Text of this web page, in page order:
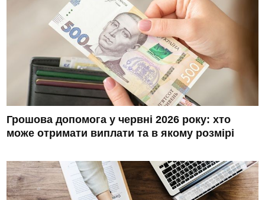
Грошова допомога у червні 2026 року: хто
може отримати виплати та в якому розмірі